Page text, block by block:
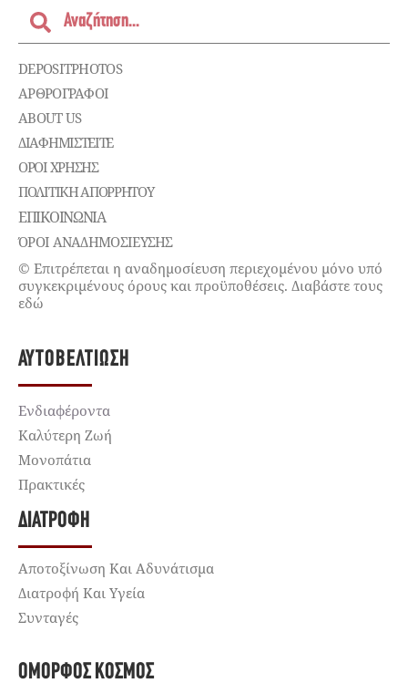
DEPOSITPHOTOS
ΑΡΘΡΟΓΡΑΦΟΙ
ABOUT US
ΔΙΑΦΗΜΙΣΤΕΊΤΕ
ΌΡΟΙ ΧΡΉΣΗΣ
ΠΟΛΙΤΙΚΉ ΑΠΟΡΡΉΤΟΥ
ΕΠΙΚΟΙΝΩΝΊΑ
ΌΡΟΙ ΑΝΑΔΗΜΟΣΙΕΥΣΗΣ
© Επιτρέπεται η αναδημοσίευση περιεχομένου μόνο υπό
συγκεκριμένους όρους και προϋποθέσεις. Διαβάστε τους
εδώ
ΑΥΤΟΒΕΛΤΊΩΣΗ
Ενδιαφέροντα
Καλύτερη Ζωή
Μονοπάτια
Πρακτικές
ΔΙΑΤΡΟΦΉ
Αποτοξίνωση Και Αδυνάτισμα
Διατροφή Και Υγεία
Συνταγές
ΌΜΟΡΦΟΣ ΚΌΣΜΟΣ